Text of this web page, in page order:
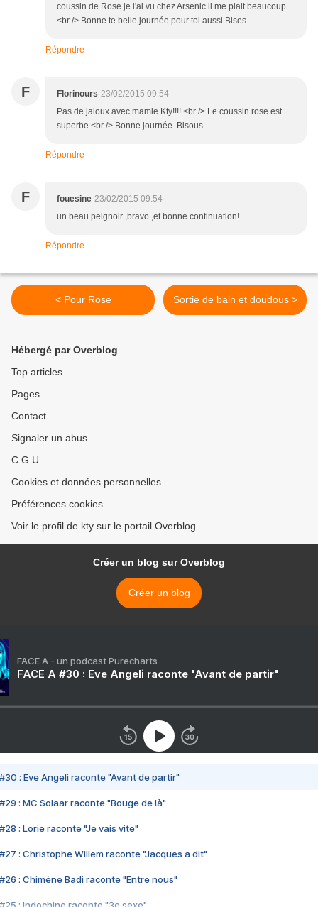
coussin de Rose je l'ai vu chez Arsenic il me plait beaucoup.
<br /> Bonne te belle journée pour toi aussi Bises
Répondre
F Florinours 23/02/2015 09:54
Pas de jaloux avec mamie Kty!!!! <br /> Le coussin rose est
superbe.<br /> Bonne journée. Bisous
Répondre
F fouesine 23/02/2015 09:54
un beau peignoir ,bravo ,et bonne continuation!
Répondre
< Pour Rose Sortie de bain et doudous >
Hébergé par Overblog
Top articles
Pages
Contact
Signaler un abus
C.G.U.
Cookies et données personnelles
Préférences cookies
Voir le profil de kty sur le portail Overblog
Créer un blog sur Overblog
Créer un blog
FACE A - un podcast Purecharts
FACE A #30 : Eve Angeli raconte "Avant de partir"
#30 : Eve Angeli raconte "Avant de partir"
#29 : MC Solaar raconte "Bouge de là"
#28 : Lorie raconte "Je vais vite"
#27 : Christophe Willem raconte "Jacques a dit"
#26 : Chimène Badi raconte "Entre nous"